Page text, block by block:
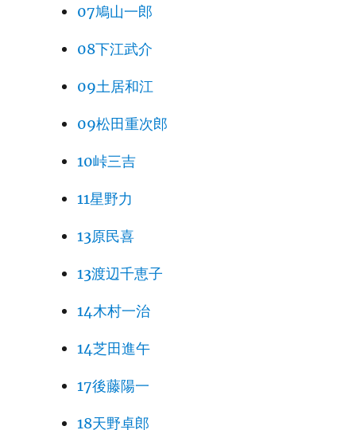
07鳩山一郎
08下江武介
09土居和江
09松田重次郎
10峠三吉
11星野力
13原民喜
13渡辺千恵子
14木村一治
14芝田進午
17後藤陽一
18天野卓郎